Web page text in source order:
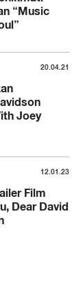
“Music
20.04.21
Joey
12.01.23
Film
Dear David